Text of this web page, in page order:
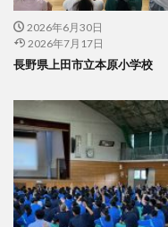
2026年6月30日
2026年7月17日
長野県上田市立本原小学校